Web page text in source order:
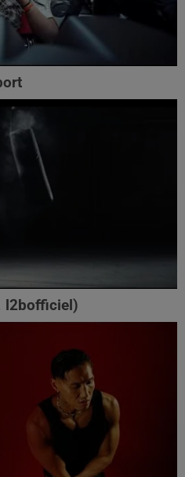
‪l2bofficiel‬)